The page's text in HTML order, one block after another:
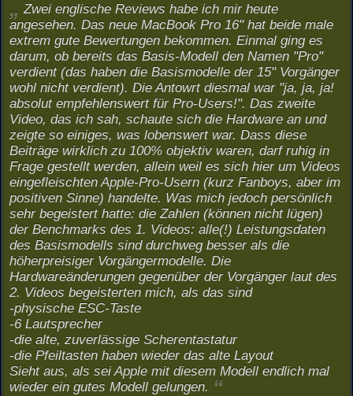
Zwei englische Reviews habe ich mir heute
angesehen. Das neue MacBook Pro 16" hat beide male
extrem gute Bewertungen bekommen. Einmal ging es
darum, ob bereits das Basis-Modell den Namen "Pro"
verdient (das haben die Basismodelle der 15" Vorgänger
wohl nicht verdient). Die Antowrt diesmal war "ja, ja, ja!
absolut empfehlenswert für Pro-Users!". Das zweite
Video, das ich sah, schaute sich die Hardware an und
zeigte so einiges, was lobenswert war. Dass diese
Beiträge wirklich zu 100% objektiv waren, darf ruhig in
Frage gestellt werden, allein weil es sich hier um Videos
eingefleischten Apple-Pro-Usern (kurz Fanboys, aber im
positiven Sinne) handelte. Was mich jedoch persönlich
sehr begeistert hatte: die Zahlen (können nicht lügen)
der Benchmarks des 1. Videos: alle(!) Leistungsdaten
des Basismodells sind durchweg besser als die
höherpreisiger Vorgängermodelle. Die
Hardwareänderungen gegenüber der Vorgänger laut des
2. Videos begeisterten mich, als das sind
-physische ESC-Taste
-6 Lautsprecher
-die alte, zuverlässige Scherentastatur
-die Pfeiltasten haben wieder das alte Layout
Sieht aus, als sei Apple mit diesem Modell endlich mal
wieder ein gutes Modell gelungen.